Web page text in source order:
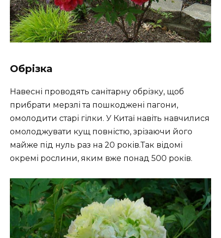
Обрізка
Навесні проводять санітарну обрізку, щоб
прибрати мерзлі та пошкоджені пагони,
омолодити старі гілки. У Китаї навіть навчилися
омолоджувати кущ повністю, зрізаючи його
майже під нуль раз на 20 років.Так відомі
окремі рослини, яким вже понад 500 років.